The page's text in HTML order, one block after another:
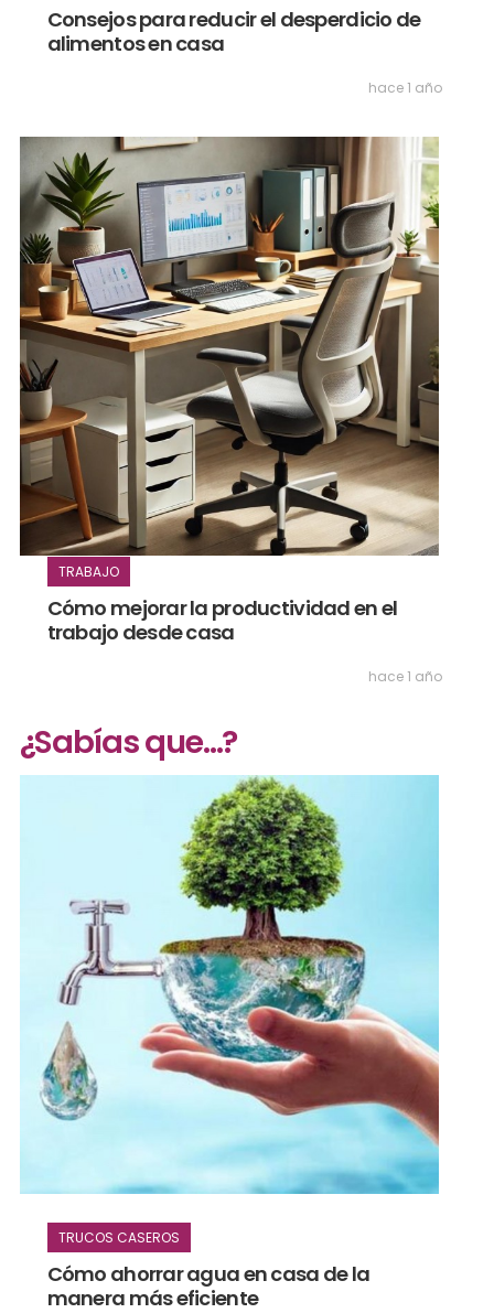
Consejos para reducir el desperdicio de
alimentos en casa
hace 1 año
TRABAJO
Cómo mejorar la productividad en el
trabajo desde casa
hace 1 año
¿Sabías que...?
TRUCOS CASEROS
Cómo ahorrar agua en casa de la
manera más eficiente